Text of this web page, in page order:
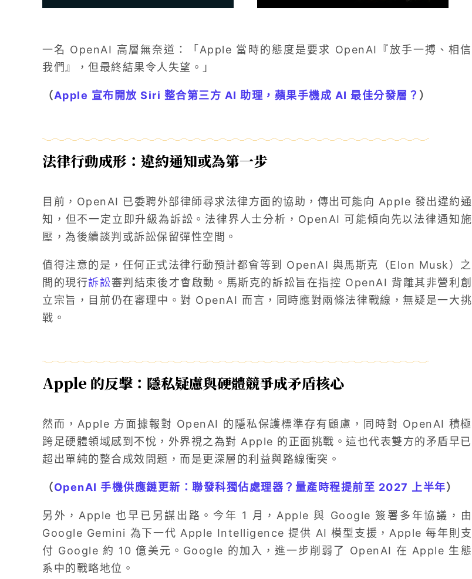
一名 OpenAI 高層無奈道：「Apple 當時的態度是要求 OpenAI『放手一搏、相信
我們』，但最終結果令人失望。」
（Apple 宣布開放 Siri 整合第三方 AI 助理，蘋果手機成 AI 最佳分發層？ ）
法律行動成形：違約通知或為第一步
目前，OpenAI 已委聘外部律師尋求法律方面的協助，傳出可能向 Apple 發出違約通
知，但不一定立即升級為訴訟。法律界人士分析，OpenAI 可能傾向先以法律通知施
壓，為後續談判或訴訟保留彈性空間。
值得注意的是，任何正式法律行動預計都會等到 OpenAI 與馬斯克（Elon Musk）之
間的現行訴訟審判結束後才會啟動。馬斯克的訴訟旨在指控 OpenAI 背離其非營利創
立宗旨，目前仍在審理中。對 OpenAI 而言，同時應對兩條法律戰線，無疑是一大挑
戰。
Apple 的反擊：隱私疑慮與硬體競爭成矛盾核心
然而，Apple 方面據報對 OpenAI 的隱私保護標準存有顧慮，同時對 OpenAI 積極
跨足硬體領域感到不悅，外界視之為對 Apple 的正面挑戰。這也代表雙方的矛盾早已
超出單純的整合成效問題，而是更深層的利益與路線衝突。
（OpenAI 手機供應鏈更新：聯發科獨佔處理器？量產時程提前至 2027 上半年）
另外，Apple 也早已另謀出路。今年 1 月，Apple 與 Google 簽署多年協議，由
Google Gemini 為下一代 Apple Intelligence 提供 AI 模型支援，Apple 每年則支
付 Google 約 10 億美元。Google 的加入，進一步削弱了 OpenAI 在 Apple 生態
系中的戰略地位。